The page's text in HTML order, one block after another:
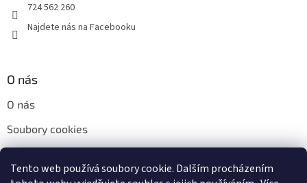
Tento web používá soubory cookie. Dalším procházením
724 562 260
Najdete nás na Facebooku
O nás
O nás
Soubory cookies
Kontakty